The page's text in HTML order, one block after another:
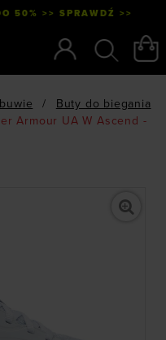
50% >> SPRAWDŹ >>
/
Buty do biegania
Armour UA W Ascend -